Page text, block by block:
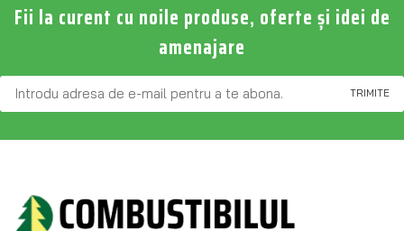
Fii la curent cu noile produse, oferte și idei de
amenajare